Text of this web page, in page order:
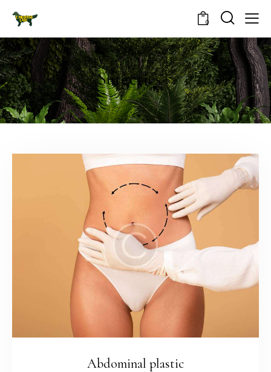
0
Surgeries
Abdominal plastic